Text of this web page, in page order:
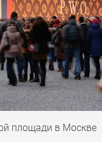
площади в Москве